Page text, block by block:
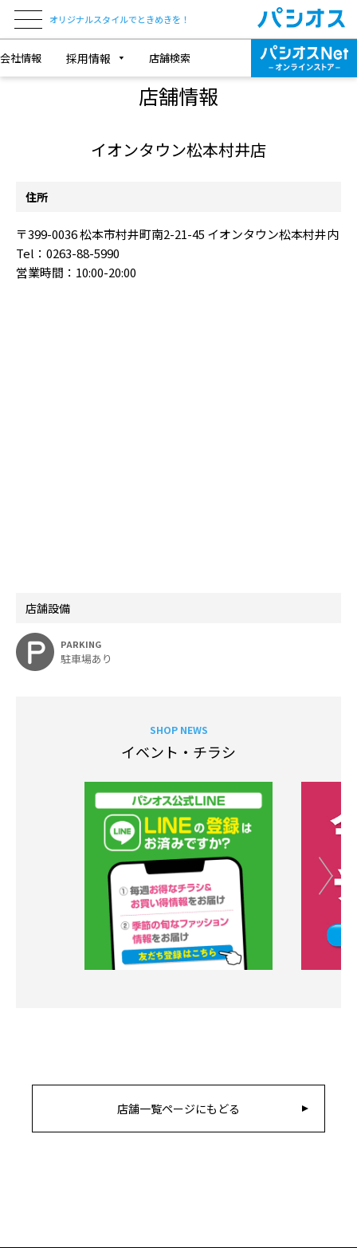
オリジナルスタイルでときめきを！
会社情報 採用情報 店舗検索
SHOP INFORMATION
店舗情報
イオンタウン松本村井店
住所
〒399-0036 松本市村井町南2-21-45 イオンタウン松本村井内
Tel：0263-88-5990
営業時間：10:00-20:00
店舗設備
PARKING
駐車場あり
SHOP NEWS
イベント・チラシ
店舗一覧ページにもどる